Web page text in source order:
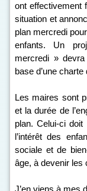
ont effectivement
situation et
plan mercredi
enfants. Un
mercredi »
base d’une charte
Les maires sont
et la durée de
plan. Celui-ci
l’intérêt des
sociale et de
âge, à devenir les
J’en viens à mes